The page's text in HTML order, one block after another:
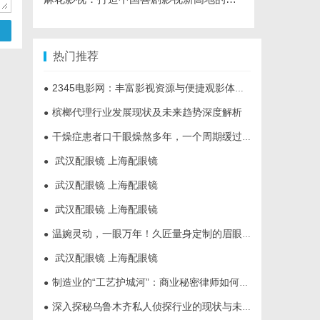
热门推荐
● 2345电影网：丰富影视资源与便捷观影体验的最佳选择
● 槟榔代理行业发展现状及未来趋势深度解析
● 干燥症患者口干眼燥熬多年，一个周期缓过来？老中医：一张辨证方对症，身体找回津液
● 武汉配眼镜 上海配眼镜
● 武汉配眼镜 上海配眼镜
● 武汉配眼镜 上海配眼镜
● 温婉灵动，一眼万年！久匠量身定制的眉眼唇，才是你整张脸的点睛之笔！淡颜系女生的气质加分项
● 武汉配眼镜 上海配眼镜
● 制造业的“工艺护城河”：商业秘密律师如何守住车间里的“Know-how”
● 深入探秘乌鲁木齐私人侦探行业的现状与未来发展趋势